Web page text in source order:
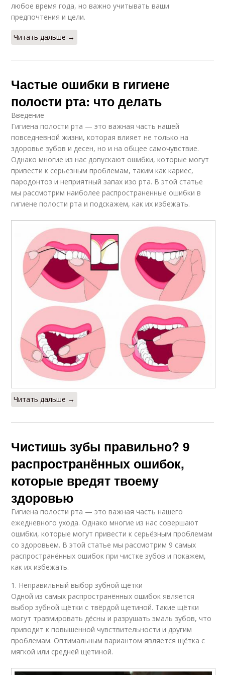
любое время года, но важно учитывать ваши
предпочтения и цели.
Читать дальше →
Частые ошибки в гигиене
полости рта: что делать
Введение
Гигиена полости рта — это важная часть нашей
повседневной жизни, которая влияет не только на
здоровье зубов и десен, но и на общее самочувствие.
Однако многие из нас допускают ошибки, которые могут
привести к серьезным проблемам, таким как кариес,
пародонтоз и неприятный запах изо рта. В этой статье
мы рассмотрим наиболее распространенные ошибки в
гигиене полости рта и подскажем, как их избежать.
Читать дальше →
Чистишь зубы правильно? 9
распространённых ошибок,
которые вредят твоему
здоровью
Гигиена полости рта — это важная часть нашего
ежедневного ухода. Однако многие из нас совершают
ошибки, которые могут привести к серьёзным проблемам
со здоровьем. В этой статье мы рассмотрим 9 самых
распространённых ошибок при чистке зубов и покажем,
как их избежать.
1. Неправильный выбор зубной щётки
Одной из самых распространённых ошибок является
выбор зубной щётки с твёрдой щетиной. Такие щётки
могут травмировать дёсны и разрушать эмаль зубов, что
приводит к повышенной чувствительности и другим
проблемам. Оптимальным вариантом является щётка с
мягкой или средней щетиной.